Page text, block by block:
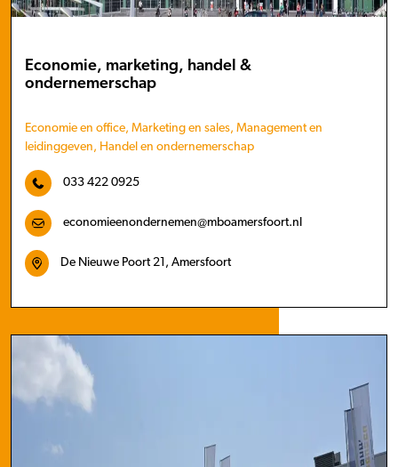
Economie, marketing, handel &
ondernemerschap
Economie en office, Marketing en sales, Management en
leidinggeven, Handel en ondernemerschap
033 422 0925
economieenondernemen@mboamersfoort.nl
De Nieuwe Poort 21, Amersfoort